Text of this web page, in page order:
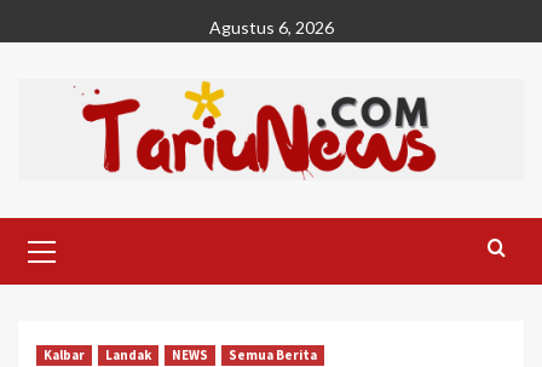
to
Agustus 6, 2026
Menu
Kalbar Landak NEWS Semua Berita